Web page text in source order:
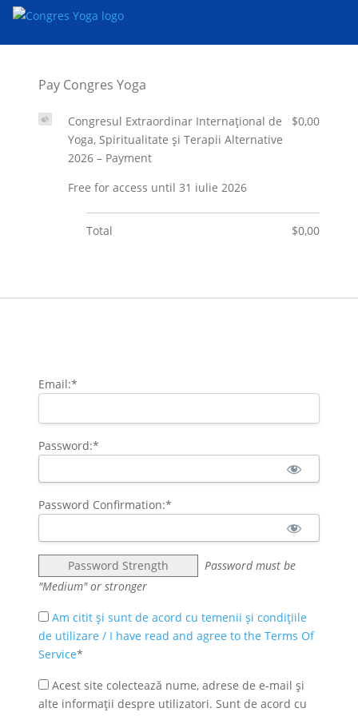
Email:*
Password:*
Password Confirmation:*
Password Strength
Password must be
"Medium" or stronger
Am citit și sunt de acord cu temenii și condițiile
de utilizare / I have read and agree to the Terms Of
Service*
alte informații despre utilizatori. Sunt de acord cu
Pay Congres Yoga
Congresul Extraordinar Internațional de
Yoga, Spiritualitate și Terapii Alternative
2026 – Payment
Free for access until 31 iulie 2026
$0,00
Total $0,00